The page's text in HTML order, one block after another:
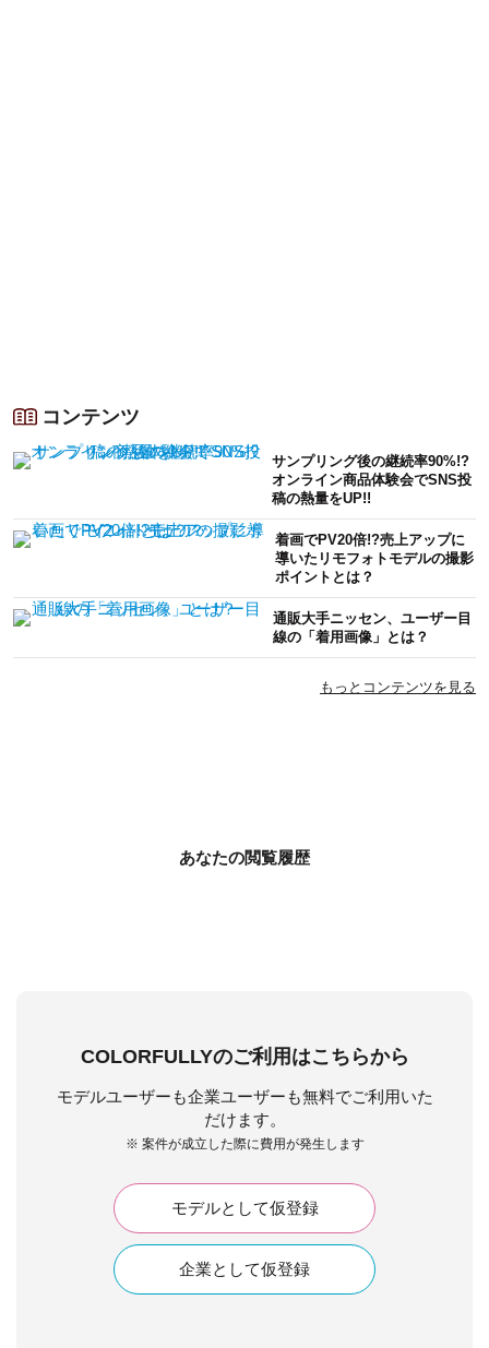
コンテンツ
サンプリング後の継続率90%!?
オンライン商品体験会でSNS投
稿の熱量をUP!!
着画でPV20倍!?売上アップに
導いたリモフォトモデルの撮影
ポイントとは？
通販大手ニッセン、ユーザー目
線の「着用画像」とは？
もっとコンテンツを見る
あなたの閲覧履歴
COLORFULLYのご利用はこちらから
モデルユーザーも企業ユーザーも無料でご利用いた
だけます。
※ 案件が成立した際に費用が発生します
モデルとして仮登録
企業として仮登録